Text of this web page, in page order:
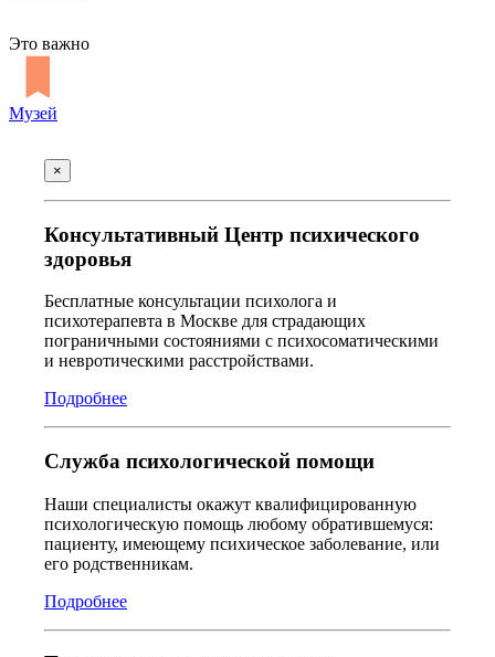
Это важно
Музей
×
Консультативный Центр психического
здоровья
Бесплатные консультации психолога и
психотерапевта в Москве для страдающих
пограничными состояниями с психосоматическими
и невротическими расстройствами.
Подробнее
Служба психологической помощи
Наши специалисты окажут квалифицированную
психологическую помощь любому обратившемуся:
пациенту, имеющему психическое заболевание, или
его родственникам.
Подробнее